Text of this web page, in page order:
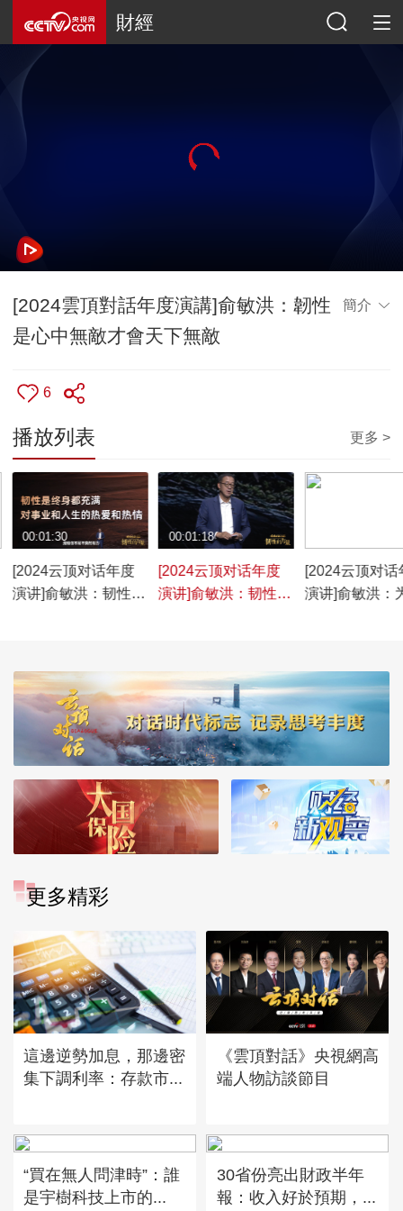
財經
[2024雲頂對話年度演講]俞敏洪：韌性
是心中無敵才會天下無敵
簡介
6
播放列表 更多 >
[2024云顶对话年度
演讲]俞敏洪：韧性是
00:01:30
[2024云顶对话年度
演讲]俞敏洪：韧性是
00:01:18
[2024云顶对话
演讲]俞敏洪：
更多精彩
這邊逆勢加息，那邊密
集下調利率：存款市...
《雲頂對話》央視網高
端人物訪談節目
“買在無人問津時”：誰
是宇樹科技上市的...
30省份亮出財政半年
報：收入好於預期，...